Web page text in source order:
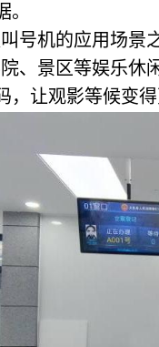
。
号机的应用场景
、景区等娱乐休
，让观影等候变